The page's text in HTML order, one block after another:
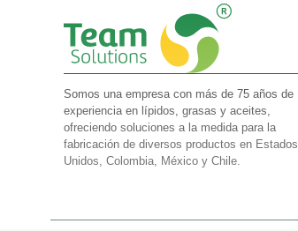
Somos una empresa con más de 75 años de
experiencia en lípidos, grasas y aceites,
ofreciendo soluciones a la medida para la
fabricación de diversos productos en Estados
Unidos, Colombia, México y Chile.